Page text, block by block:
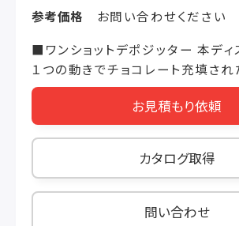
参考価格
お問い合わせください
■ワンショットデポジッター 本ディ
１つの動きでチョコレート充填さ
ことができます。 お客様の設定によ
単位で量を変えることが可能です。
生産量は20～60Kg/hで、コンプ
される必要があります。
お見積もり依頼
カタログ取得
問い合わせ